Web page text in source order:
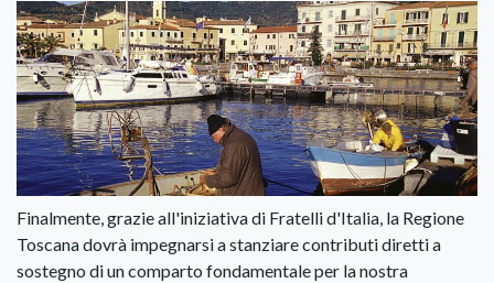
Finalmente, grazie all'iniziativa di Fratelli d'Italia, la Regione
Toscana dovrà impegnarsi a stanziare contributi diretti a
sostegno di un comparto fondamentale per la nostra